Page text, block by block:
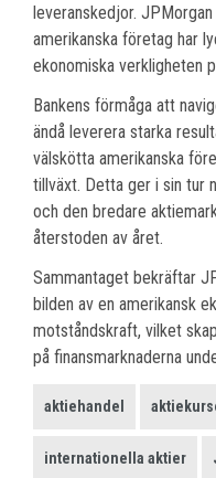
leveranskedjor.
amerikanska företag har
ekonomiska verkligheten
Bankens förmåga att
ändå leverera starka
välskötta amerikanska
tillväxt. Detta ger i sin tur
och den bredare
återstoden av året.
Sammantaget bekräftar
bilden av en amerikansk
motståndskraft, vilket
på finansmarknaderna
aktiehandel
internationella aktier